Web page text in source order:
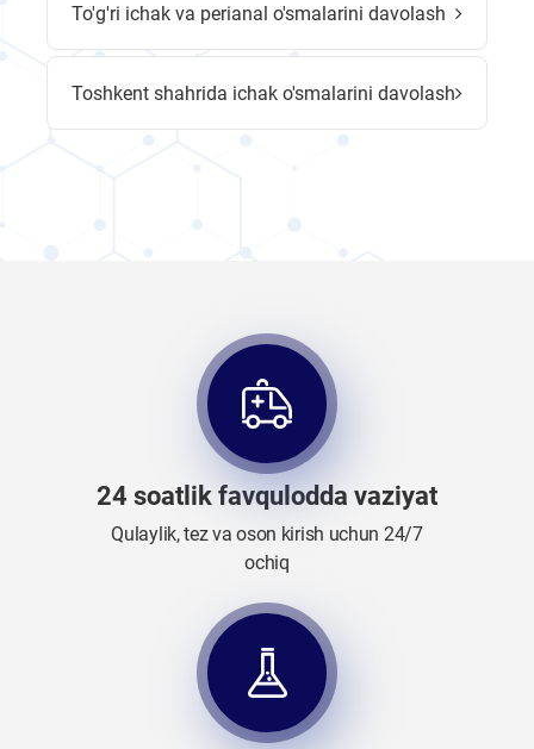
To'g'ri ichak va perianal o'smalarini davolash
Toshkent shahrida ichak o'smalarini davolash
24 soatlik favqulodda vaziyat
Qulaylik, tez va oson kirish uchun 24/7
ochiq